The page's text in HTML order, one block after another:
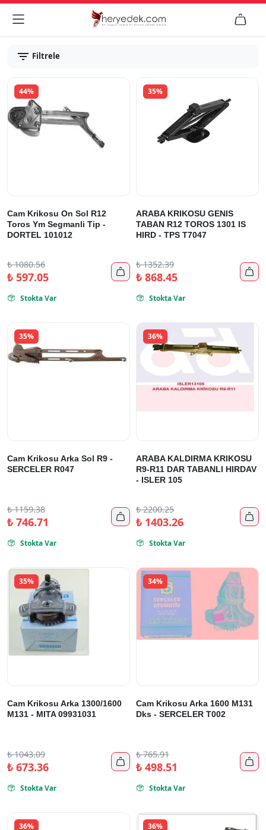
 
Filtrele
44%
Cam Krikosu On Sol R12
Toros Ym Segmanli Tip -
DORTEL 101012
₺1080.56
₺597.05 
 Stokta Var
35%
ARABA KRIKOSU GENIS
TABAN R12 TOROS 1301 IS
HIRD - TPS T7047
₺1352.39
₺868.45 
 Stokta Var
35%
Cam Krikosu Arka Sol R9 -
SERCELER R047
₺1159.38
₺746.71 
 Stokta Var
36%
ARABA KALDIRMA KRIKOSU
R9-R11 DAR TABANLI HIRDAV
- ISLER 105
₺2200.25
₺1403.26 
 Stokta Var
35%
Cam Krikosu Arka 1300/1600
M131 - MITA 09931031
₺1043.09
₺673.36 
 Stokta Var
34%
Cam Krikosu Arka 1600 M131
Dks - SERCELER T002
₺765.91
₺498.51 
 Stokta Var
36% 36%